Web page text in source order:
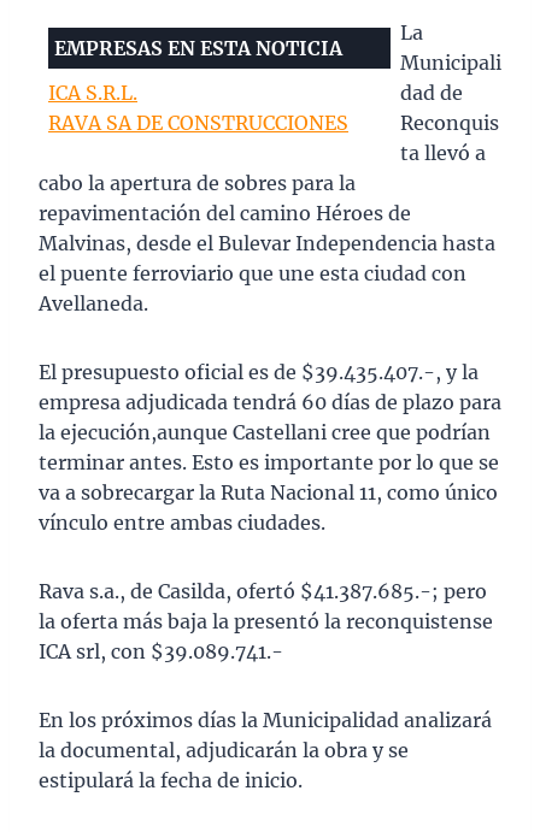
EMPRESAS EN ESTA NOTICIA
ICA S.R.L.
RAVA SA DE CONSTRUCCIONES
La
Municipali
dad de
Reconquis
ta llevó a
cabo la apertura de sobres para la
repavimentación del camino Héroes de
Malvinas, desde el Bulevar Independencia hasta
el puente ferroviario que une esta ciudad con
Avellaneda.
El presupuesto oficial es de $39.435.407.-, y la
empresa adjudicada tendrá 60 días de plazo para
la ejecución,aunque Castellani cree que podrían
terminar antes. Esto es importante por lo que se
va a sobrecargar la Ruta Nacional 11, como único
vínculo entre ambas ciudades.
Rava s.a., de Casilda, ofertó $41.387.685.-; pero
la oferta más baja la presentó la reconquistense
ICA srl, con $39.089.741.-
En los próximos días la Municipalidad analizará
la documental, adjudicarán la obra y se
estipulará la fecha de inicio.